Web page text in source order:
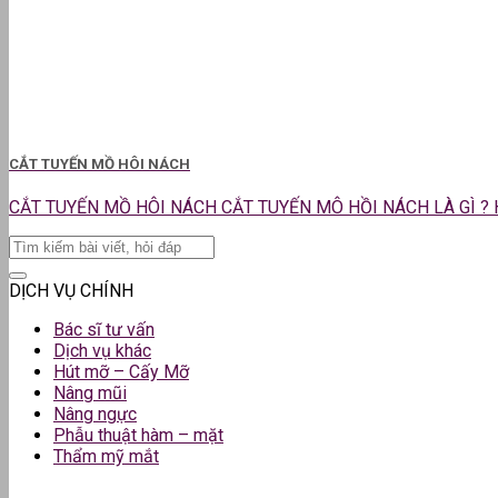
CẮT TUYẾN MỒ HÔI NÁCH
CẮT TUYẾN MỒ HÔI NÁCH CẮT TUYẾN MÔ HỒI NÁCH LÀ GÌ ?
DỊCH VỤ CHÍNH
Bác sĩ tư vấn
Dịch vụ khác
Hút mỡ – Cấy Mỡ
Nâng mũi
Nâng ngực
Phẫu thuật hàm – mặt
Thẩm mỹ mắt